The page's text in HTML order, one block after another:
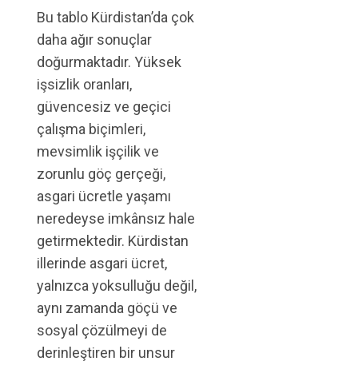
Bu tablo Kürdistan’da çok
daha ağır sonuçlar
doğurmaktadır. Yüksek
işsizlik oranları,
güvencesiz ve geçici
çalışma biçimleri,
mevsimlik işçilik ve
zorunlu göç gerçeği,
asgari ücretle yaşamı
neredeyse imkânsız hale
getirmektedir. Kürdistan
illerinde asgari ücret,
yalnızca yoksulluğu değil,
aynı zamanda göçü ve
sosyal çözülmeyi de
derinleştiren bir unsur